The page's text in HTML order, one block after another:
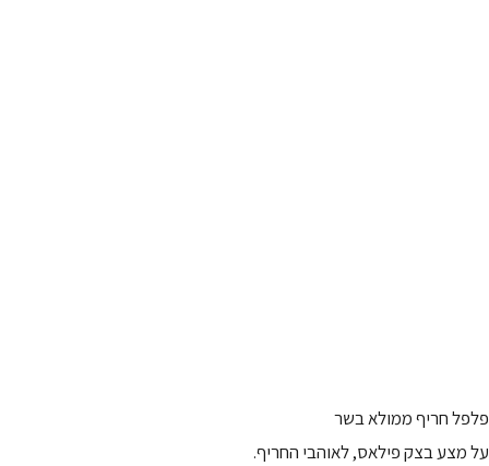
פלפל חריף ממולא בשר
על מצע בצק פילאס, לאוהבי החריף.